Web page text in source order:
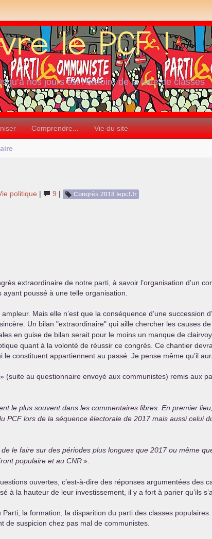
nos jours est l’histoire de la lutte de classes
Comprendre... Vie du site
politique | 9 | Congrès 2018 lepcf.fr
extraordinaire de notre parti, à savoir l’organisation d’un
poussé à une telle organisation.
Mais elle n’est que la conséquence d’une succession
Un bilan "extraordinaire" qui aille chercher les causes
en guise de bilan serait pour le moins un manque de
quant à la volonté de réussir ce congrès. Ce chantier
constituent appartiennent au passé. Je pense même qu’il
» (suite au questionnaire envoyé aux communistes) remis aux
le plus souvent dans les commentaires libres. En premier
PCF lors de la séquence électorale de 2017 mais aussi celui
le faire sur des périodes plus longues que 2017 ou même
populaire et au CNR».
ouvertes, c’est-à-dire des réponses argumentées des
à la hauteur de leur investissement, il y a fort à parier qu’ils
la formation, la disparition du parti des classes
de suspicion chez pas mal de communistes.